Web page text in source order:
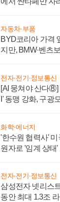
자동차·부품
BYD코리아 가격
지만, BMW·벤츠
전자·전기·정보통신
[AI 뭉쳐야 산다⑧]
I' 동맹 강화, 구광
화학·에너지
'한수원 협력사'
원자로 '임계 상태
전자·전기·정보통신
삼성전자 넷리스
동안 최대 1.3조